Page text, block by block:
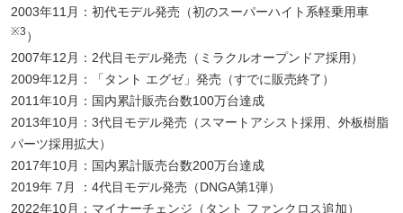
2003年11月：初代モデル発売（初のスーパーハイト系軽乗用車
※3 ）
2007年12月：2代目モデル発売（ミラクルオープンドア採用）
2009年12月：「タント エグゼ」発売（すでに販売終了）
2011年10月：国内累計販売台数100万台達成
2013年10月：3代目モデル発売（スマートアシスト採用、外板樹脂
パーツ採用拡大）
2017年10月：国内累計販売台数200万台達成
2019年 7月 ：4代目モデル発売（DNGA第1弾）
2022年10月：マイナーチェンジ（タント ファンクロス追加）